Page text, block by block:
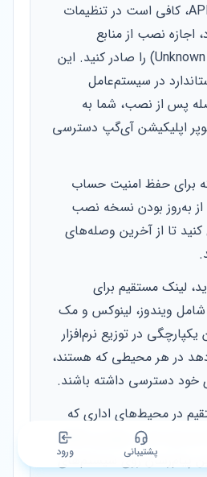
پس از دانلود فایل APK، کافی است در تنظیمات
اجازه نصب از منابع
ناشناخته (Unknown Sources) را صادر کنید. این
در سیستم‌عامل
پس از نصب، شما به
اپلیکیشن آی‌گپ دسترسی
برای حفظ امنیت حساب
به‌روز بودن نسخه نصب
تا از آخرین وصله‌های
لینک مستقیم برای
ویندوز، لینوکس و مک
در توزیع نرم‌افزار
در هر محیطی که هستند،
خود دسترسی داشته باشند.
در محیط‌های اداری که
مسدود است، بهترین راهکار
پیام‌رسان روی سیستم‌های
پشتیبانی ورود